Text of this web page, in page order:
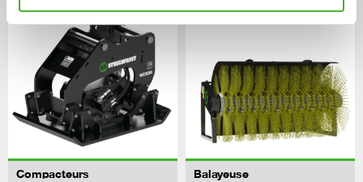
Compacteurs Balayeuse